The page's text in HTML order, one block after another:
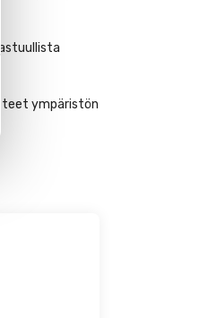
teet ympäristön